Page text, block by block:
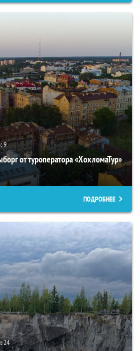
9
от туроператора «ХохломаТур»
ПОДРОБНЕЕ
24